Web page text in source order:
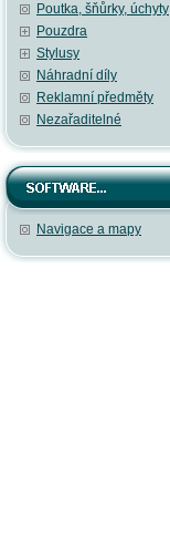
Poutka, šňůrky, úchyty
Pouzdra
Stylusy
Náhradní díly
Reklamní předměty
Nezařaditelné
Navigace a mapy